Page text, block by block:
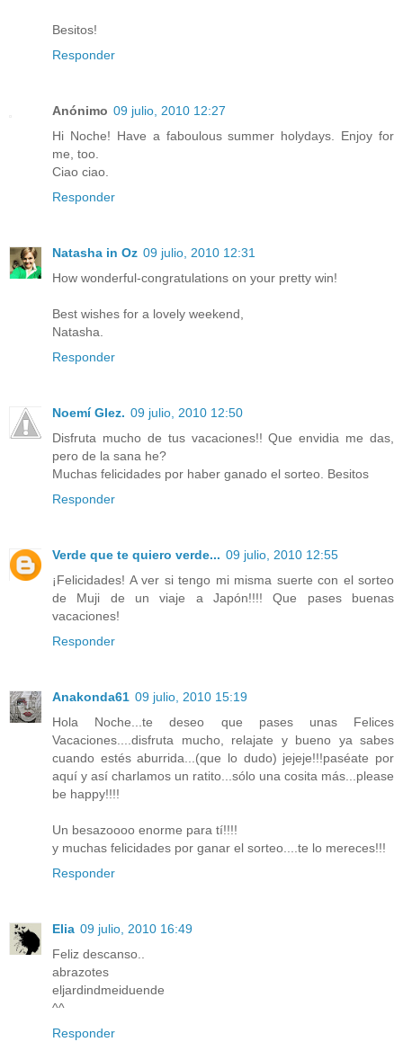
Besitos!
Responder
Anónimo 09 julio, 2010 12:27
Hi Noche! Have a faboulous summer holydays. Enjoy for
me, too.
Ciao ciao.
Responder
Natasha in Oz 09 julio, 2010 12:31
How wonderful-congratulations on your pretty win!
Best wishes for a lovely weekend,
Natasha.
Responder
Noemí Glez. 09 julio, 2010 12:50
Disfruta mucho de tus vacaciones!! Que envidia me das,
pero de la sana he?
Muchas felicidades por haber ganado el sorteo. Besitos
Responder
Verde que te quiero verde... 09 julio, 2010 12:55
¡Felicidades! A ver si tengo mi misma suerte con el sorteo
de Muji de un viaje a Japón!!!! Que pases buenas
vacaciones!
Responder
Anakonda61 09 julio, 2010 15:19
Hola Noche...te deseo que pases unas Felices
Vacaciones....disfruta mucho, relajate y bueno ya sabes
cuando estés aburrida...(que lo dudo) jejeje!!!paséate por
aquí y así charlamos un ratito...sólo una cosita más...please
be happy!!!!
Un besazoooo enorme para tí!!!!
y muchas felicidades por ganar el sorteo....te lo mereces!!!
Responder
Elia 09 julio, 2010 16:49
Feliz descanso..
abrazotes
eljardindmeiduende
^^
Responder